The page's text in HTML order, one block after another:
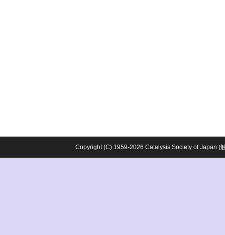
Copyright (C) 1959-2026 Catalysis Society of Japan (